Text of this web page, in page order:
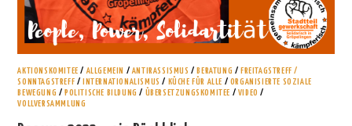
AKTIONSKOMITEE / ALLGEMEIN / ANTIRASSISMUS / BERATUNG /FREITAGSTREFF /
SONNTAGSTREFF / INTERNATIONALISMUS / KÜCHE FÜR ALLE / ORGANISIERTE SOZIALE
BEWEGUNG /POLITISCHE BILDUNG / ÜBERSETZUNGSKOMITEE / VIDEO /
VOLLVERSAMMLUNG